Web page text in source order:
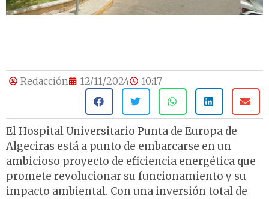
Redacción 12/11/2024 10:17
El Hospital Universitario Punta de Europa de
Algeciras está a punto de embarcarse en un
ambicioso proyecto de eficiencia energética que
promete revolucionar su funcionamiento y su
impacto ambiental. Con una inversión total de